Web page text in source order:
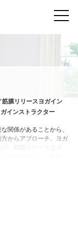
膜リリースヨガイン
インストラクター
関係があることから、
からアプローチ。ヨガ
、筋膜リリースヨガ、
をサポートし、野菜や
する。2018～2019年
JAPAN』でのクラスも